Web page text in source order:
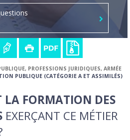
PROFESSIONS JURIDIQUES, ARMÉE
PUBLIQUE (CATÉGORIE A ET ASSIMILÉS)
LA FORMATION DES
EXERÇANT CE MÉTIER